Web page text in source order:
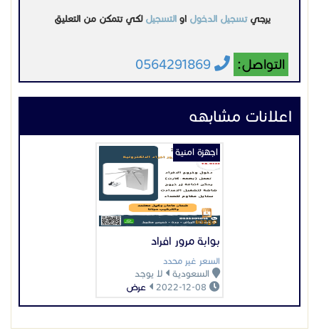
يرجيتسجيل الدخول او التسجيل لكي تتمكن من التعليق
التواصل: 0564291869
اعلانات مشابهه
بوابة مرور افراد
السعر غير محدد
السعودية
لا يوجد
عرض
اجهزة امنية